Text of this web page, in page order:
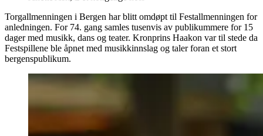
Torgallmenningen i Bergen har blitt omdøpt til Festallmenningen for
anledningen. For 74. gang samles tusenvis av publikummere for 15
dager med musikk, dans og teater. Kronprins Haakon var til stede da
Festspillene ble åpnet med musikkinnslag og taler foran et stort
bergenspublikum.